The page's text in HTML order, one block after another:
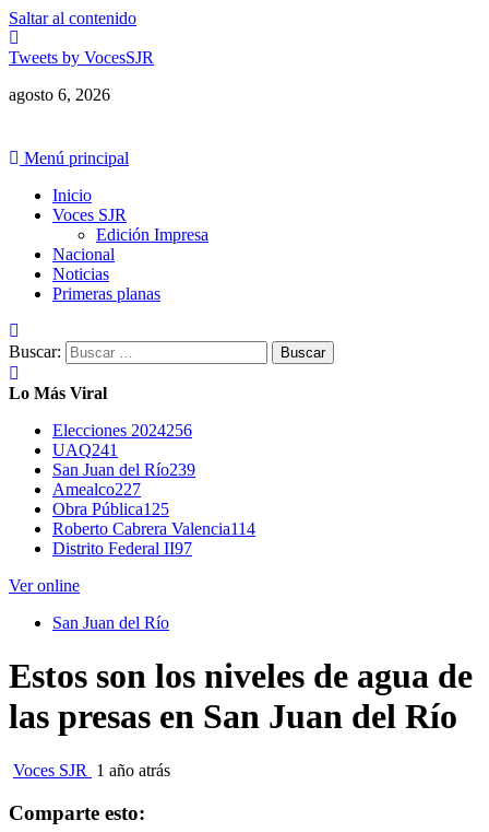
Saltar al contenido
Tweets by VocesSJR
agosto 6, 2026
Menú principal
Inicio
Voces SJR
Edición Impresa
Nacional
Noticias
Primeras planas
Buscar:
Lo Más Viral
Elecciones 2024256
UAQ241
San Juan del Río239
Amealco227
Obra Pública125
Roberto Cabrera Valencia114
Distrito Federal II97
Ver online
San Juan del Río
Estos son los niveles de agua de
las presas en San Juan del Río
Voces SJR 1 año atrás
Comparte esto: